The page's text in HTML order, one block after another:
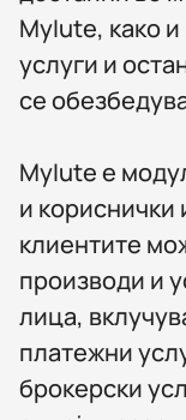
MyIute, како
услуги и
се
MyIute е
и кориснички
клиентите
производи и
лица,
платежни
брокерски